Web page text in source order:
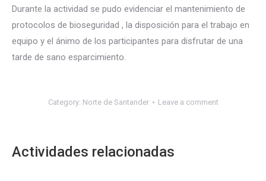
Durante la actividad se pudo evidenciar el mantenimiento de
protocolos de bioseguridad , la disposición para el trabajo en
equipo y el ánimo de los participantes para disfrutar de una
tarde de sano esparcimiento.
Category: Norte de Santander Leave a comment
Actividades relacionadas